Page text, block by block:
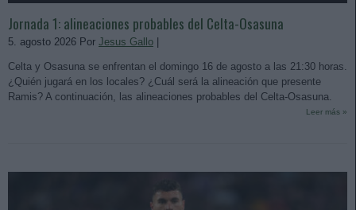
Jornada 1: alineaciones probables del Celta-Osasuna
5. agosto 2026 Por Jesus Gallo
Celta y Osasuna se enfrentan el domingo 16 de agosto a las 21:30 horas.
¿Quién jugará en los locales? ¿Cuál será la alineación que presente
Ramis? A continuación, las alineaciones probables del Celta-Osasuna.
Leer más »